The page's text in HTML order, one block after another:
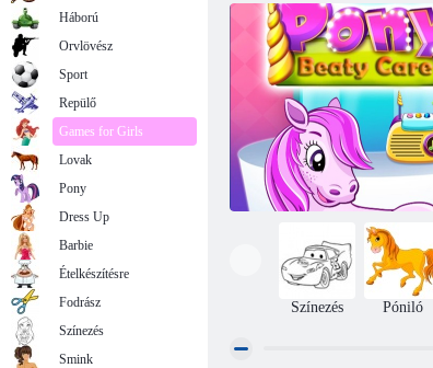
Színezés Póniló
Háború
Orvlövész
Sport
Repülő
Games for Girls
Lovak
Pony
Dress Up
Barbie
Ételkészítésre
Fodrász
Színezés
Smink